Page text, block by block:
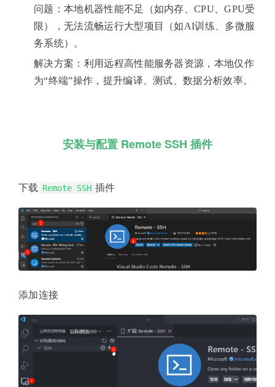
问题：本地机器性能不足（如内存、CPU、GPU受
限），无法流畅运行大型项目（如AI训练、多微服
务系统）。
解决方案：利用远程高性能服务器资源，本地仅作
为“终端”操作，提升编译、测试、数据分析效率。
安装与配置 Remote SSH 插件
下载 Remote SSH 插件
添加连接